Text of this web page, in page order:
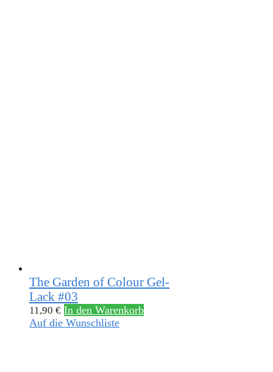
The Garden of Colour Gel-
Lack #03
11,90 € In den Warenkorb
Auf die Wunschliste